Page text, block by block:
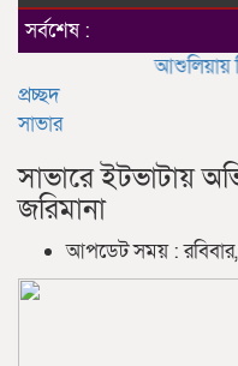
সর্বশেষ :
আশুলিয়ায়
প্রচ্ছদ
সাভার
সাভারে ইটভাটায়
জরিমানা
আপডেট সময় :